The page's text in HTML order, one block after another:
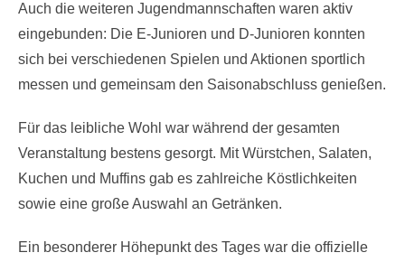
Auch die weiteren Jugendmannschaften waren aktiv
eingebunden: Die E-Junioren und D-Junioren konnten
sich bei verschiedenen Spielen und Aktionen sportlich
messen und gemeinsam den Saisonabschluss genießen.
Für das leibliche Wohl war während der gesamten
Veranstaltung bestens gesorgt. Mit Würstchen, Salaten,
Kuchen und Muffins gab es zahlreiche Köstlichkeiten
sowie eine große Auswahl an Getränken.
Ein besonderer Höhepunkt des Tages war die offizielle